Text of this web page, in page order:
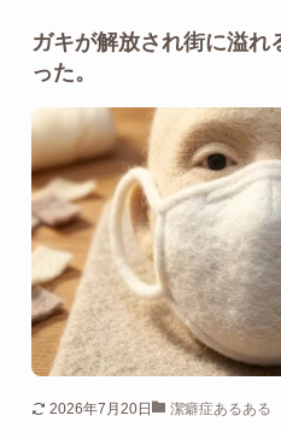
ガキが解放され街に溢れ
った。
2026年7月20日 潔癖症あるある